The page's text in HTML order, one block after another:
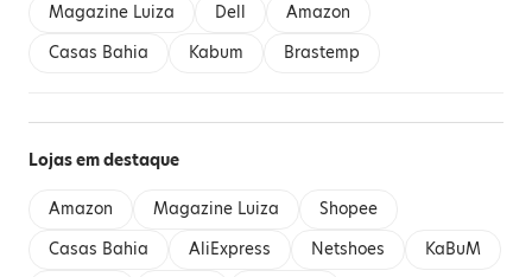
Magazine Luiza Dell
Amazon
Casas Bahia
Kabum Brastemp
Lojas em destaque
Amazon Magazine Luiza
Shopee
Casas Bahia
AliExpress Netshoes
KaBuM